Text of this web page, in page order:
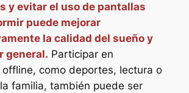
y evitar el uso de pantallas
puede mejorar
la calidad del sueño y
general. Participar en
como deportes, lectura o
familia, también puede ser